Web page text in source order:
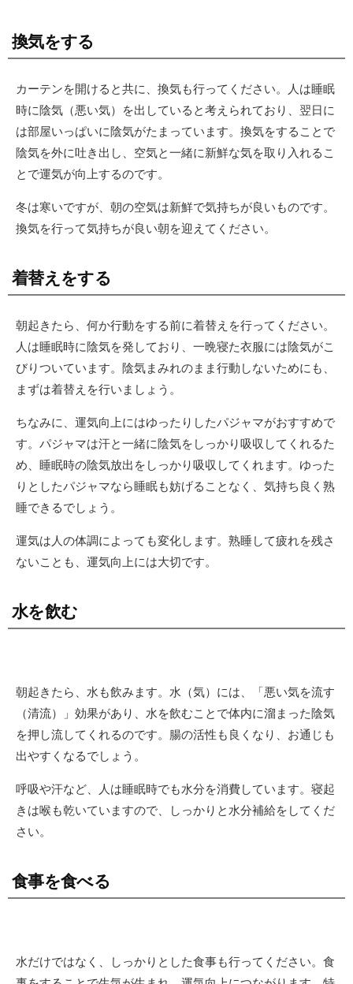
換気をする
カーテンを開けると共に、換気も行ってください。人は睡眠
時に陰気（悪い気）を出していると考えられており、翌日に
は部屋いっぱいに陰気がたまっています。換気をすることで
陰気を外に吐き出し、空気と一緒に新鮮な気を取り入れるこ
とで運気が向上するのです。
冬は寒いですが、朝の空気は新鮮で気持ちが良いものです。
換気を行って気持ちが良い朝を迎えてください。
着替えをする
朝起きたら、何か行動をする前に着替えを行ってください。
人は睡眠時に陰気を発しており、一晩寝た衣服には陰気がこ
びりついています。陰気まみれのまま行動しないためにも、
まずは着替えを行いましょう。
ちなみに、運気向上にはゆったりしたパジャマがおすすめで
す。パジャマは汗と一緒に陰気をしっかり吸収してくれるた
め、睡眠時の陰気放出をしっかり吸収してくれます。ゆった
りとしたパジャマなら睡眠も妨げることなく、気持ち良く熟
睡できるでしょう。
運気は人の体調によっても変化します。熟睡して疲れを残さ
ないことも、運気向上には大切です。
水を飲む
朝起きたら、水も飲みます。水（気）には、「悪い気を流す
（清流）」効果があり、水を飲むことで体内に溜まった陰気
を押し流してくれるのです。腸の活性も良くなり、お通じも
出やすくなるでしょう。
呼吸や汗など、人は睡眠時でも水分を消費しています。寝起
きは喉も乾いていますので、しっかりと水分補給をしてくだ
さい。
食事を食べる
水だけではなく、しっかりとした食事も行ってください。食